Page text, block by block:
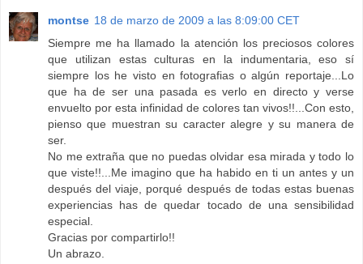
montse 18 de marzo de 2009 a las 8:09:00 CET
Siempre me ha llamado la atención los preciosos colores
que utilizan estas culturas en la indumentaria, eso sí
siempre los he visto en fotografias o algún reportaje...Lo
que ha de ser una pasada es verlo en directo y verse
envuelto por esta infinidad de colores tan vivos!!...Con esto,
pienso que muestran su caracter alegre y su manera de
ser.
No me extraña que no puedas olvidar esa mirada y todo lo
que viste!!...Me imagino que ha habido en ti un antes y un
después del viaje, porqué después de todas estas buenas
experiencias has de quedar tocado de una sensibilidad
especial.
Gracias por compartirlo!!
Un abrazo.